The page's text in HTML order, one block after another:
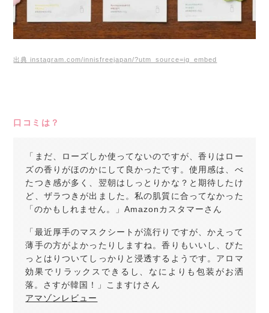
出典 instagram.com/innisfreejapan/?utm_source=ig_embed
口コミは？
「まだ、ローズしか使ってないのですが、香りはロー
ズの香りがほのかにして良かったです。使用感は、べ
たつき感が多く、翌朝はしっとりかな？と期待したけ
ど、ザラつきが出ました。私の肌質に合ってなかった
「のかもしれません。」Amazonカスタマーさん
「最近厚手のマスクシートが流行りですが、かえって
薄手の方がよかったりしますね。香りもいいし、ぴた
っとはりついてしっかりと浸透するようです。アロマ
効果でリラックスできるし、なによりも包装がお洒
落。さすが韓国！」こますけさん
アマゾンレビュー